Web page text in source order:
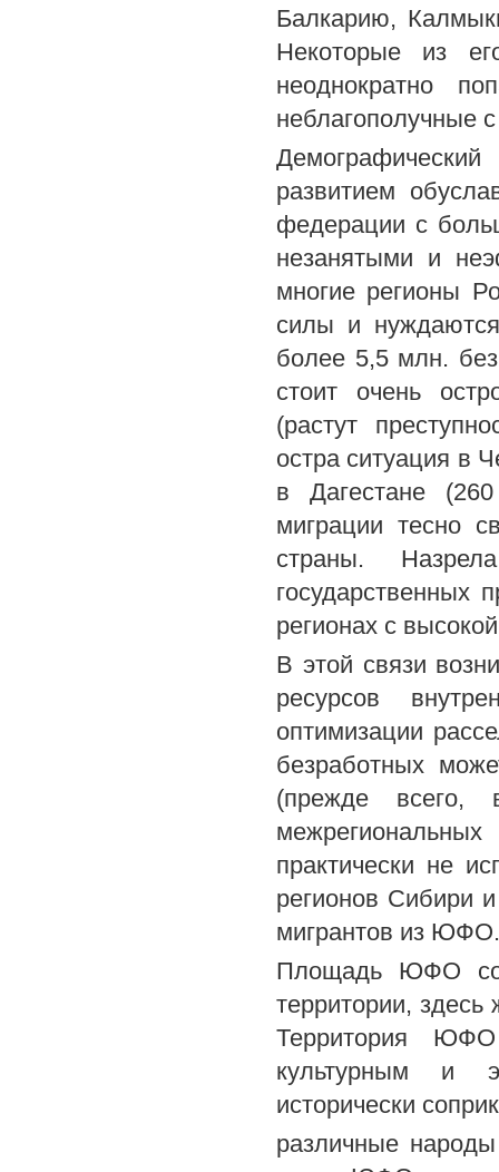
Балкарию,
Некоторые из
неоднократно
неблагополучные
развитием
федерации с
незанятыми и
многие регионы
силы и
более 5,5 млн.
стоит очень
(растут
остра ситуация в
в Дагестане
миграции тесно
страны.
государственных
регионах с
В этой связи
ресурсов
оптимизации
безработных
(прежде
практически не
регионов Сибири
мигрантов из ЮФО.
Площадь ЮФО
территории,
Территория
культурным и
исторически
различные